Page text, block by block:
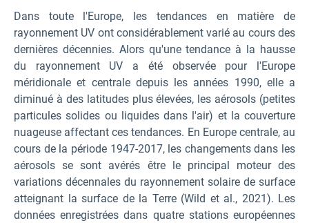
Dans toute l'Europe, les tendances en matière de
rayonnement UV ont considérablement varié au cours des
dernières décennies. Alors qu'une tendance à la hausse
du rayonnement UV a été observée pour l'Europe
méridionale et centrale depuis les années 1990, elle a
diminué à des latitudes plus élevées, les aérosols (petites
particules solides ou liquides dans l'air) et la couverture
nuageuse affectant ces tendances. En Europe centrale, au
cours de la période 1947-2017, les changements dans les
aérosols se sont avérés être le principal moteur des
variations décennales du rayonnement solaire de surface
atteignant la surface de la Terre (Wild et al., 2021). Les
données enregistrées dans quatre stations européennes